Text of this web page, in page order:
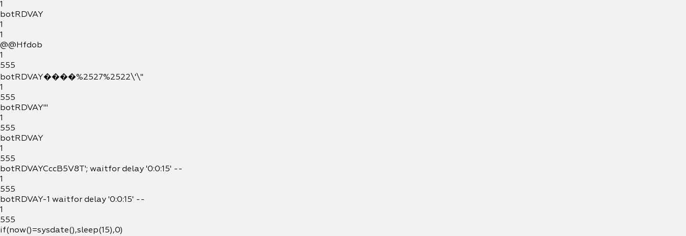
1
botRDVAY
1
1
@@Hfdob
1
555
botRDVAY����%2527%2522\'\"
1
555
botRDVAY'"
1
555
botRDVAY
1
555
botRDVAYCccB5V8T'; waitfor delay '0:0:15' --
1
555
botRDVAY-1 waitfor delay '0:0:15' --
1
555
if(now()=sysdate(),sleep(15),0)